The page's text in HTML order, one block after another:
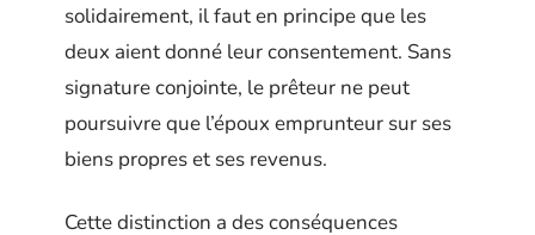
solidairement, il faut en principe que les
deux aient donné leur consentement. Sans
signature conjointe, le prêteur ne peut
poursuivre que l’époux emprunteur sur ses
biens propres et ses revenus.
Cette distinction a des conséquences